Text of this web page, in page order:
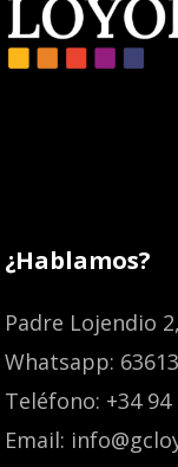
¿Hablamos?
Padre Lojendio
Whatsapp:
Teléfono: +34 94
Email: